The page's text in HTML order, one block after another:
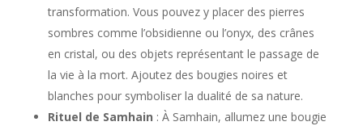
transformation. Vous pouvez y placer des pierres
sombres comme l’obsidienne ou l’onyx, des crânes
en cristal, ou des objets représentant le passage de
la vie à la mort. Ajoutez des bougies noires et
blanches pour symboliser la dualité de sa nature.
Rituel de Samhain : À Samhain, allumez une bougie